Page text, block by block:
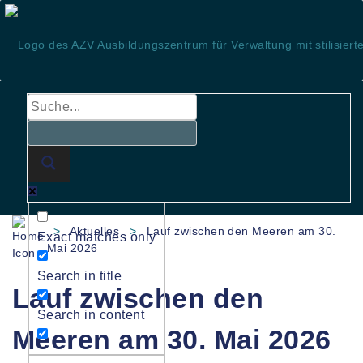
Skip
content
Exact matches only
Search in title
Search in content
> Aktuelles >
Lauf zwischen den Meeren am 30.
Mai 2026
Lauf zwischen den
Meeren am 30. Mai 2026